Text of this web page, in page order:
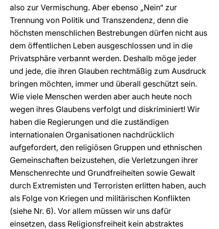
also zur Vermischung. Aber ebenso „Nein“ zur
Trennung von Politik und Transzendenz, denn die
höchsten menschlichen Bestrebungen dürfen nicht aus
dem öffentlichen Leben ausgeschlossen und in die
Privatsphäre verbannt werden. Deshalb möge jeder
und jede, die ihren Glauben rechtmäßig zum Ausdruck
bringen möchten, immer und überall geschützt sein.
Wie viele Menschen werden aber auch heute noch
wegen ihres Glaubens verfolgt und diskriminiert! Wir
haben die Regierungen und die zuständigen
internationalen Organisationen nachdrücklich
aufgefordert, den religiösen Gruppen und ethnischen
Gemeinschaften beizustehen, die Verletzungen ihrer
Menschenrechte und Grundfreiheiten sowie Gewalt
durch Extremisten und Terroristen erlitten haben, auch
als Folge von Kriegen und militärischen Konflikten
(siehe Nr. 6). Vor allem müssen wir uns dafür
einsetzen, dass Religionsfreiheit kein abstraktes